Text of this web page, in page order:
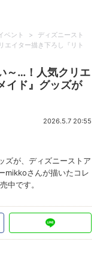
ベント >
ディズニースト
エイター描き下ろし『リト
～…！人気クリエ
イド』グッズが
2026.5.7 20:55
ズが、ディズニーストア
mikkoさんが描いたコレ
中です。